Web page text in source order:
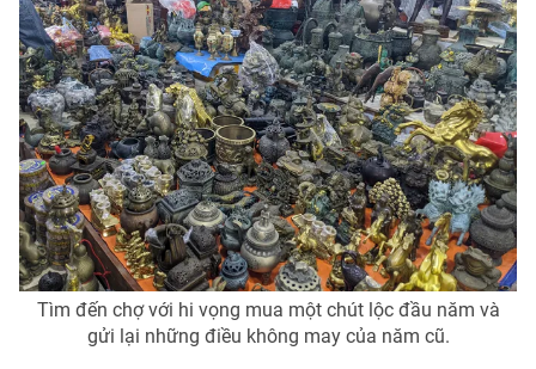
Tìm đến chợ với hi vọng mua một chút lộc đầu năm và
gửi lại những điều không may của năm cũ.